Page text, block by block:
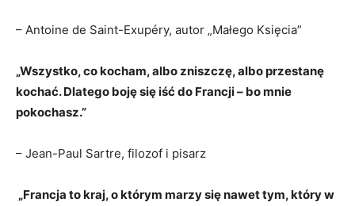
– Antoine de⁤ Saint-Exupéry, autor „Małego Księcia”
„Wszystko, ‍co‍ kocham, albo zniszczę, albo przestanę
kochać. Dlatego boję się iść do Francji – bo mnie
pokochasz.” ⁤
– ​Jean-Paul Sartre, filozof i pisarz
‍ „Francja ‌to kraj, o​ którym marzy się nawet tym, który w